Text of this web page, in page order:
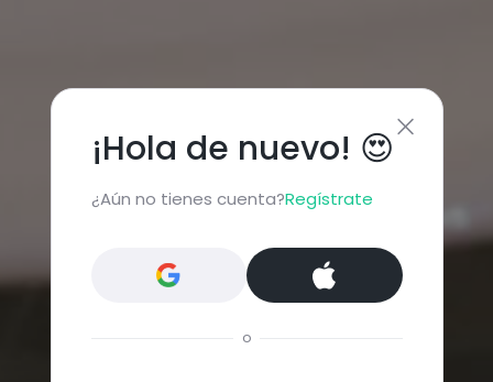
¡Hola de nuevo! 😍
¿Aún no tienes cuenta?Regístrate
o